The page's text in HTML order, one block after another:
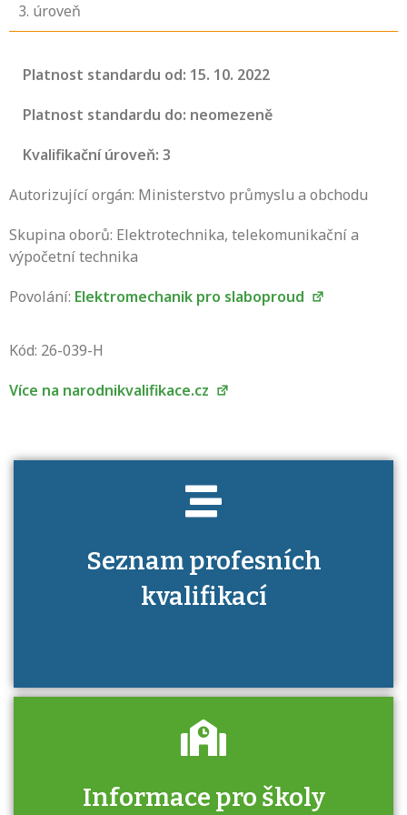
3. úroveň
Platnost standardu od: 15. 10. 2022
Platnost standardu do: neomezeně
Kvalifikační úroveň: 3
Autorizující orgán: Ministerstvo průmyslu a obchodu
Skupina oborů: Elektrotechnika, telekomunikační a
výpočetní technika
Povolání: Elektromechanik pro slaboproud
Kód: 26-039-H
Více na narodnikvalifikace.cz
Seznam profesních
kvalifikací
Víte, jaké dovednosti musíte pro danou
Informace pro školy
Zjistěte, jak se přihlásit ke zkoušce a kde